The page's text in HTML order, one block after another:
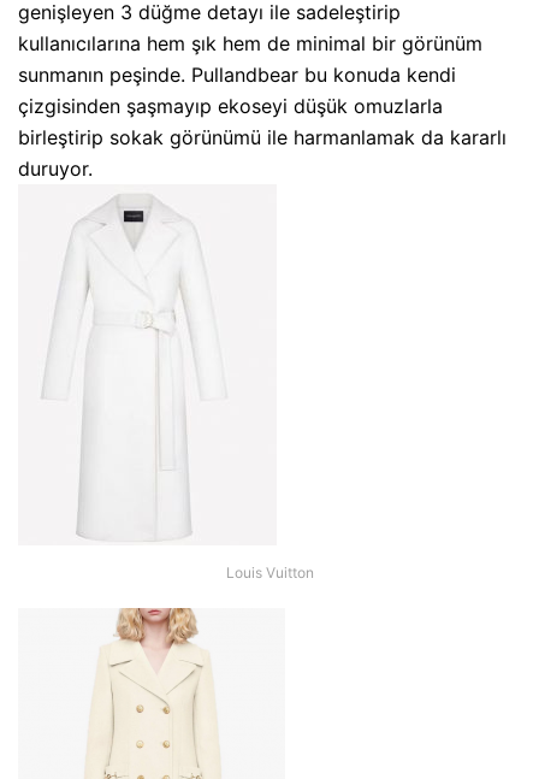
genişleyen 3 düğme detayı ile sadeleştirip
kullanıcılarına hem şık hem de minimal bir görünüm
sunmanın peşinde. Pullandbear bu konuda kendi
çizgisinden şaşmayıp ekoseyi düşük omuzlarla
birleştirip sokak görünümü ile harmanlamak da kararlı
duruyor.
Louis Vuitton